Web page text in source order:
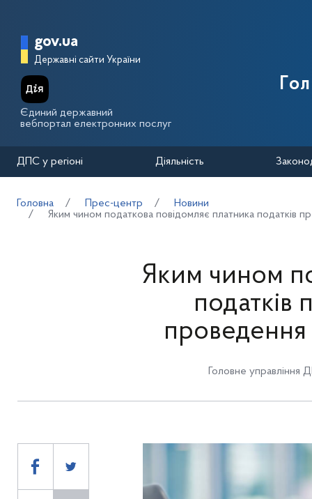
Головна сторінка Державної
gov.ua
Державні сайти України
Єдиний державний
вебпортал електронних послуг
ДПС у регіоні Діяльність
Головна Прес-центр
Новини
Яким чином податкова повідомляє платника податків
Яким чином
податків
проведення
Головне управління